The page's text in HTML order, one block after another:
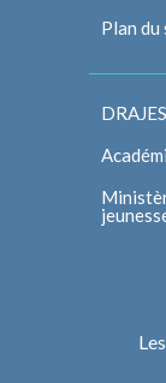
Plan du